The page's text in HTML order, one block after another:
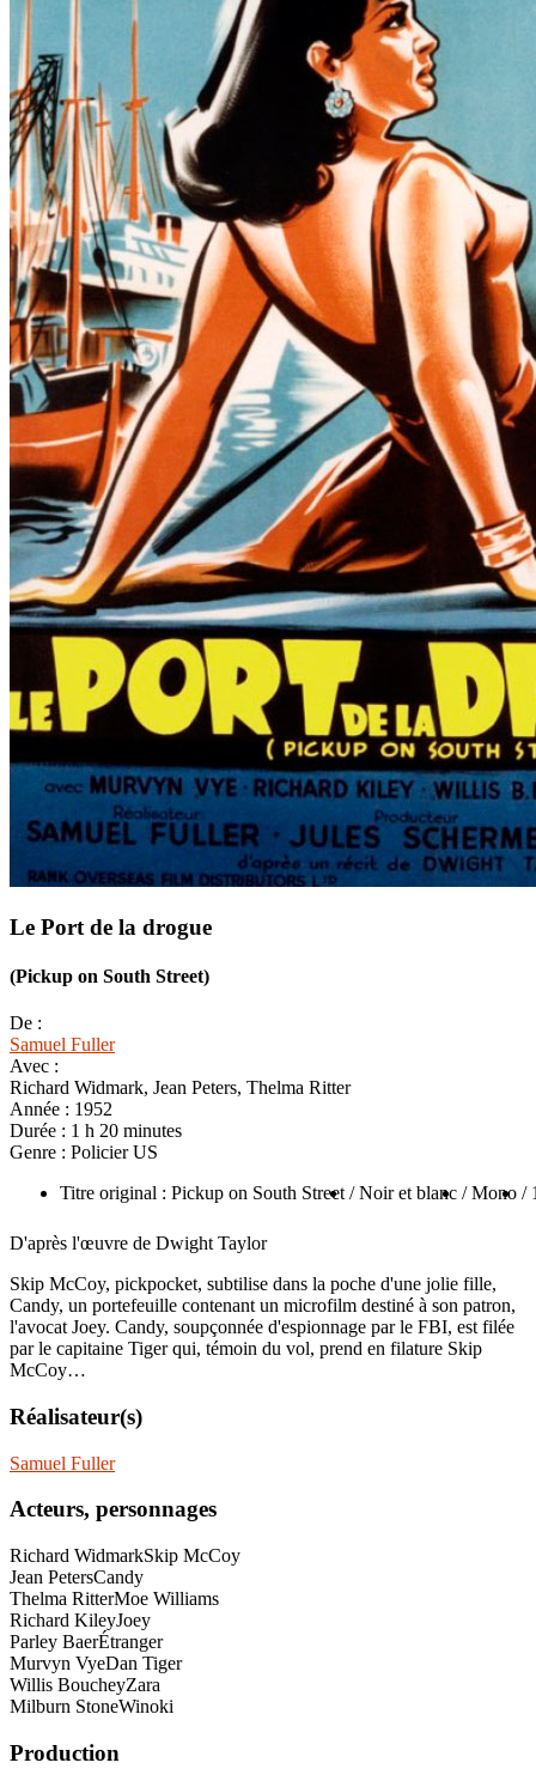
Le Port de la drogue
(Pickup on South Street)
De :
Samuel Fuller
Avec :
Richard Widmark, Jean Peters, Thelma Ritter
Année : 1952
Durée : 1 h 20 minutes
Genre : Policier US
Titre original : Pickup on South Street / Noir et blanc / Mono /
D'après l'œuvre de Dwight Taylor
Skip McCoy, pickpocket, subtilise dans la poche d'une jolie fille,
Candy, un portefeuille contenant un microfilm destiné à son patron,
l'avocat Joey. Candy, soupçonnée d'espionnage par le FBI, est filée
par le capitaine Tiger qui, témoin du vol, prend en filature Skip
McCoy…
Réalisateur(s)
Samuel Fuller
Acteurs, personnages
Richard WidmarkSkip McCoy
Jean PetersCandy
Thelma RitterMoe Williams
Richard KileyJoey
Parley BaerÉtranger
Murvyn VyeDan Tiger
Willis BoucheyZara
Milburn StoneWinoki
Production